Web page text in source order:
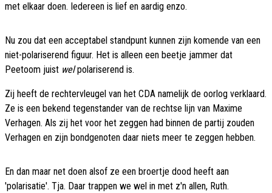
met elkaar doen. Iedereen is lief en aardig enzo.
Nu zou dat een acceptabel standpunt kunnen zijn komende van een
niet-polariserend figuur. Het is alleen een beetje jammer dat
Peetoom juist welpolariserend is.
Zij heeft de rechtervleugel van het CDA namelijk de oorlog verklaard.
Ze is een bekend tegenstander van de rechtse lijn van Maxime
Verhagen. Als zij het voor het zeggen had binnen de partij zouden
Verhagen en zijn bondgenoten daar niets meer te zeggen hebben.
En dan maar net doen alsof ze een broertje dood heeft aan
'polarisatie'. Tja. Daar trappen we wel in met z'n allen, Ruth.